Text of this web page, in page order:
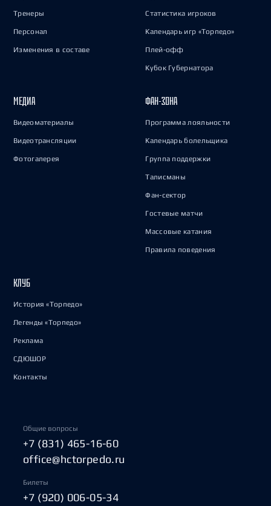
Тренеры
Персонал
Изменения в составе
Статистика игроков
Календарь игр «Торпедо»
Плей-офф
Кубок Губернатора
МЕДИА
Видеоматериалы
Видеотрансляции
Фотогалерея
ФАН-ЗОНА
Программа лояльности
Календарь болельщика
Группа поддержки
Талисманы
Фан-сектор
Гостевые матчи
Массовые катания
Правила поведения
КЛУБ
История «Торпедо»
Легенды «Торпедо»
Реклама
СДЮШОР
Контакты
Общие вопросы
+7 (831) 465-16-60
office@hctorpedo.ru
Билеты
+7 (920) 006-05-34